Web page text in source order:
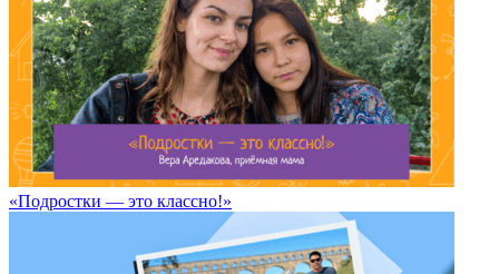
«Подростки — это классно!»